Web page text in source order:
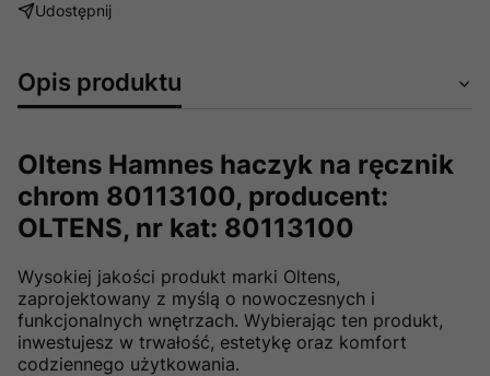
Udostępnij
Opis produktu
Oltens Hamnes haczyk na ręcznik
chrom 80113100, producent:
OLTENS, nr kat: 80113100
Wysokiej jakości produkt marki Oltens,
zaprojektowany z myślą o nowoczesnych i
funkcjonalnych wnętrzach. Wybierając ten produkt,
inwestujesz w trwałość, estetykę oraz komfort
codziennego użytkowania.